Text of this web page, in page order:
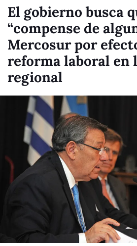
El gobierno busca
“compense de
Mercosur por
reforma laboral en
regional